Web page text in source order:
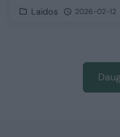
Laidos 2026-02-12